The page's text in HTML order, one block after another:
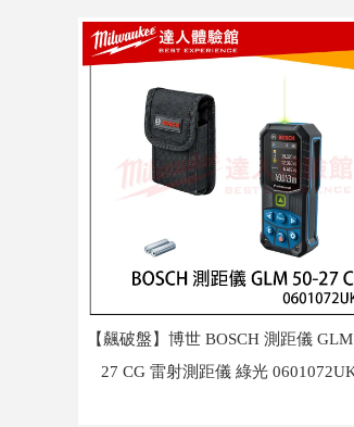
【飆破盤】博世 BOSCH 測距儀
27 CG 雷射測距儀 綠光